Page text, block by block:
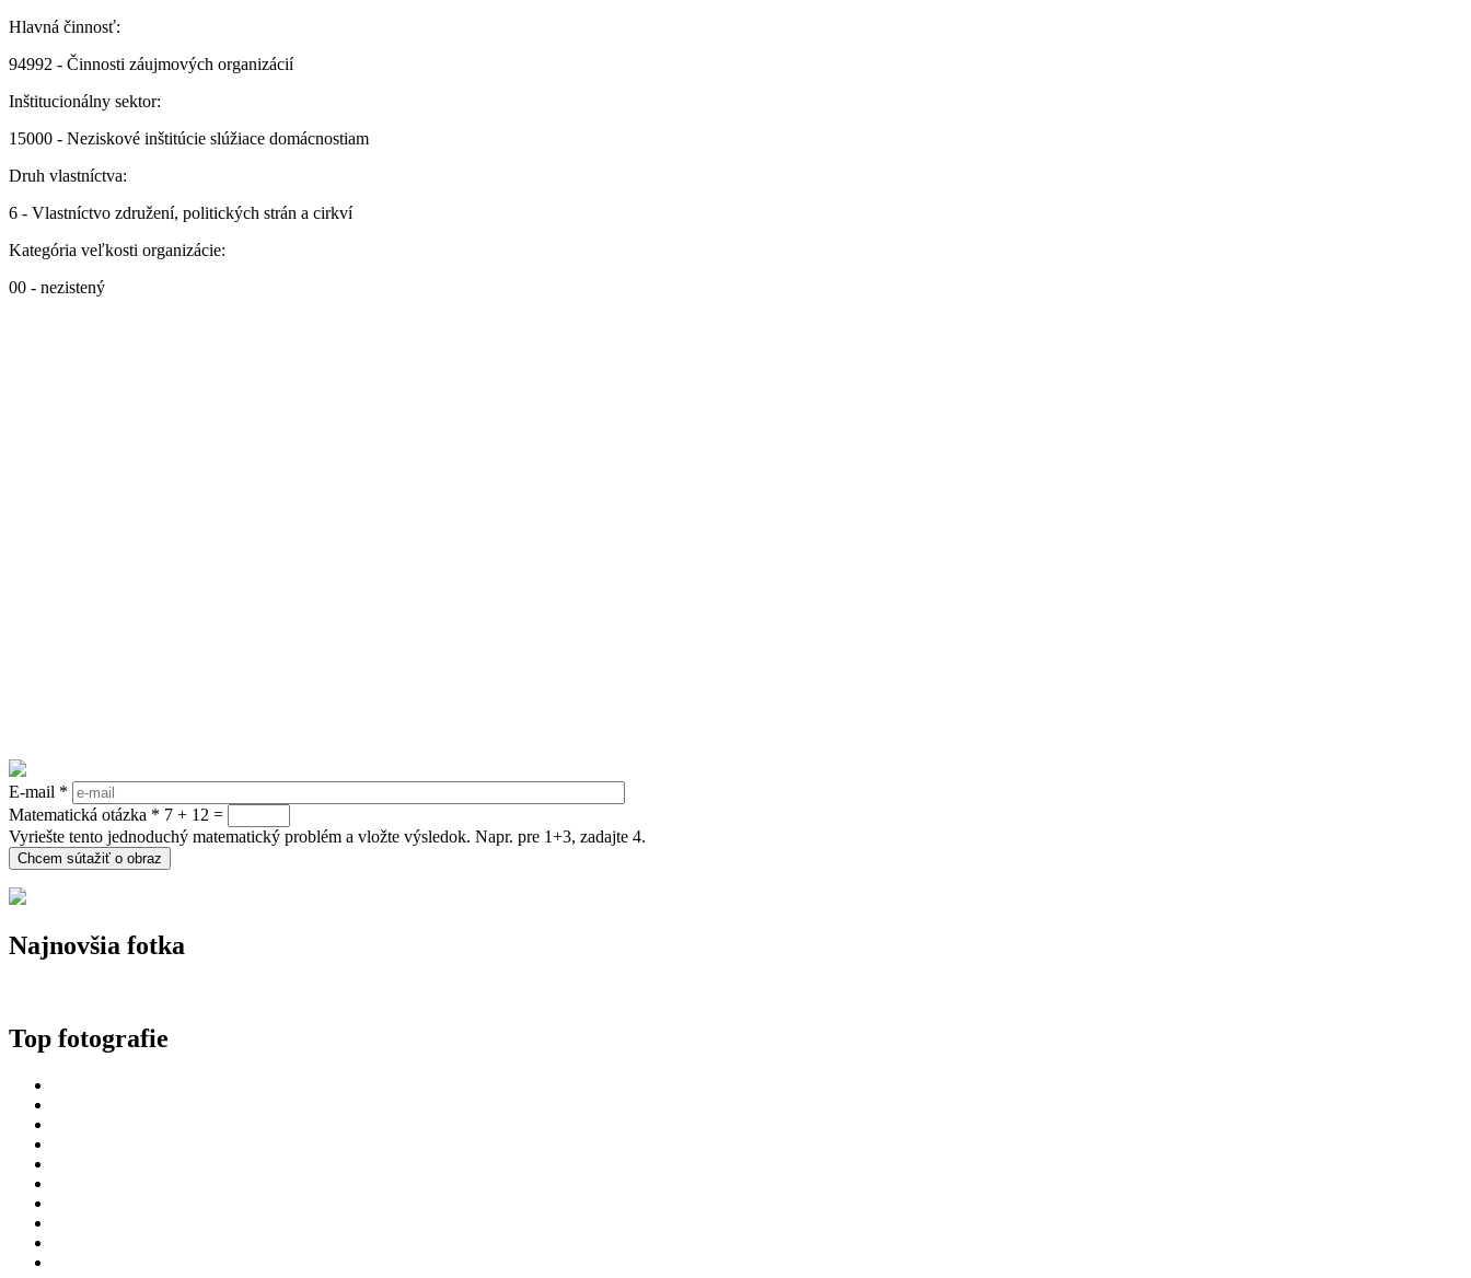
Hlavná činnosť:
94992 - Činnosti záujmových organizácií
Inštitucionálny sektor:
15000 - Neziskové inštitúcie slúžiace domácnostiam
Druh vlastníctva:
6 - Vlastníctvo združení, politických strán a cirkví
Kategória veľkosti organizácie:
00 - nezistený
E-mail *
Matematická otázka * 7 + 12 =
Vyriešte tento jednoduchý matematický problém a vložte výsledok. Napr. pre 1+3, zadajte 4.
Najnovšia fotka
Top fotografie